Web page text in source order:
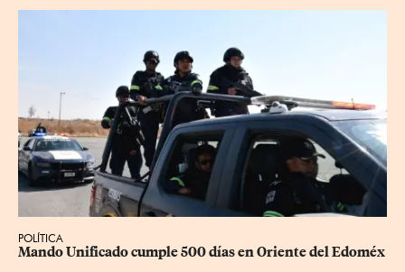
POLÍTICA
Mando Unificado cumple 500 días en Oriente del Edoméx